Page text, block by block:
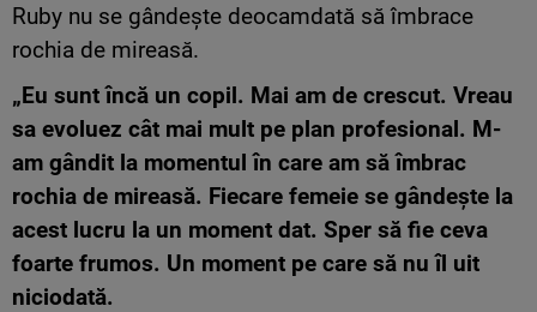
Ruby nu se gândește deocamdată să îmbrace
rochia de mireasă.
„Eu sunt încă un copil. Mai am de crescut. Vreau
sa evoluez cât mai mult pe plan profesional. M-
am gândit la momentul în care am să îmbrac
rochia de mireasă. Fiecare femeie se gândeşte la
acest lucru la un moment dat. Sper să fie ceva
foarte frumos. Un moment pe care să nu îl uit
niciodată.